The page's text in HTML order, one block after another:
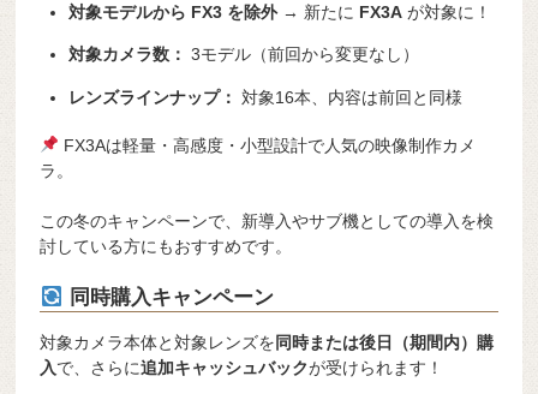
対象モデルから FX3 を除外→ 新たに FX3A が対象に！
対象カメラ数： 3モデル（前回から変更なし）
レンズラインナップ： 対象16本、内容は前回と同様
FX3Aは軽量・高感度・小型設計で人気の映像制作カメ
ラ。
この冬のキャンペーンで、新導入やサブ機としての導入を検
討している方にもおすすめです。
同時購入キャンペーン
対象カメラ本体と対象レンズを同時または後日（期間内）購
入で、さらに追加キャッシュバックが受けられます！